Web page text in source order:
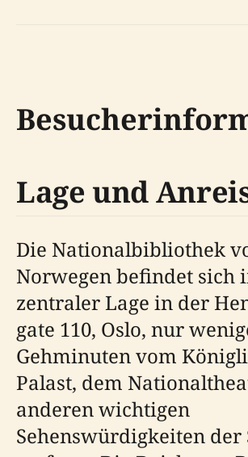
Lage und
Die Nationalbibliothek
Norwegen befindet sich
zentraler Lage in der
gate 110, Oslo, nur
Gehminuten vom
Palast, dem
anderen wichtigen
Sehenswürdigkeiten der